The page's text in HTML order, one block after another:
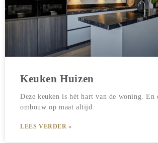
Keuken Huizen
Deze keuken is hét hart van de woning. En
ombouw op maat altijd
LEES VERDER »